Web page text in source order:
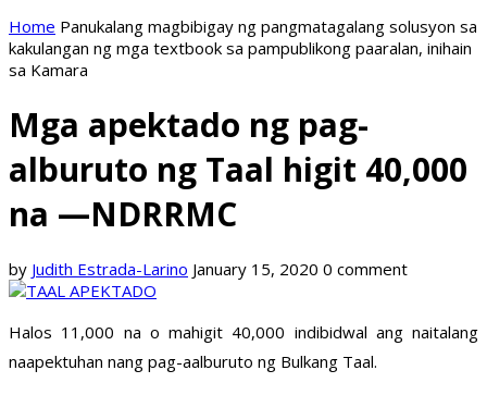
Home Panukalang magbibigay ng pangmatagalang solusyon sa
kakulangan ng mga textbook sa pampublikong paaralan, inihain
sa Kamara
Mga apektado ng pag-
alburuto ng Taal higit 40,000
na —NDRRMC
by Judith Estrada-Larino January 15, 2020 0 comment
Halos 11,000 na o mahigit 40,000 indibidwal ang naitalang
naapektuhan nang pag-aalburuto ng Bulkang Taal.